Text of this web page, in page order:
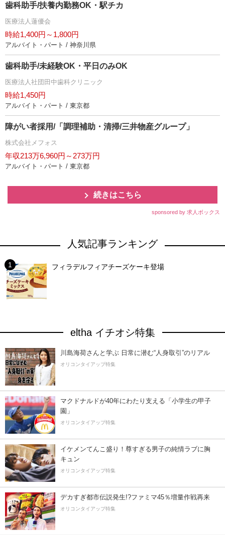
歯科助手/扶養内勤務OK・駅チカ
医療法人蓮優会
時給1,400円～1,800円
アルバイト・パート / 神奈川県
歯科助手/未経験OK・平日のみOK
医療法人社団田中歯科クリニック
時給1,450円
アルバイト・パート / 東京都
障がい者採用/「調理補助・清掃/三井物産グループ」
株式会社メフォス
年収213万6,960円～273万円
アルバイト・パート / 東京都
続きはこちら
sponsored by 求人ボックス
人気記事ランキング
フィラデルフィアチーズケーキ登場
eltha イチオシ特集
川島海荷さんと学ぶ 日常に潜む“人身取引”のリアル
オリコンタイアップ特集
マクドナルドが40年にわたり支える「小学生の甲子
園」
オリコンタイアップ特集
イケメンてんこ盛り！尊すぎる男子の純情ラブに胸
キュン
オリコンタイアップ特集
デカすぎ都市伝説発生!?ファミマ45％増量作戦再来
オリコンタイアップ特集